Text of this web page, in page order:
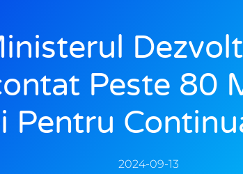
Peste 80
Pentru
2024-09-13